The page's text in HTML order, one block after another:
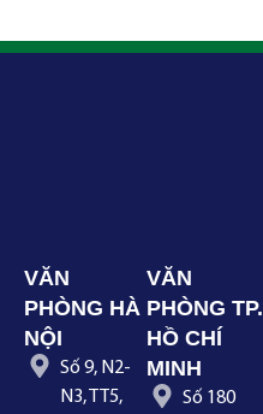
VĂN
PHÒNG HÀ
NỘI
Số 9, N2-
N3, TT5,
VĂN
PHÒNG TP.
HỒ CHÍ
MINH
Số 180